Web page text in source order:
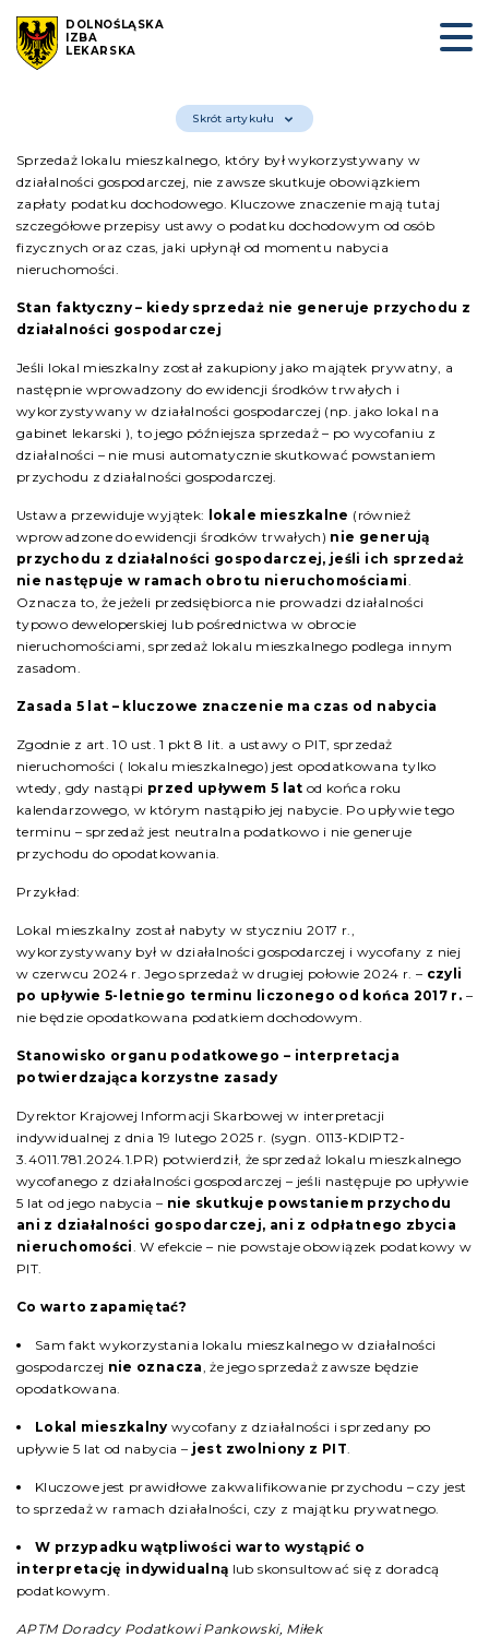
DOLNOŚLĄSKA
IZBA
LEKARSKA
Skrót artykułu
Sprzedaż lokalu mieszkalnego, który był wykorzystywany w
działalności gospodarczej, nie zawsze skutkuje obowiązkiem
zapłaty podatku dochodowego. Kluczowe znaczenie mają tutaj
szczegółowe przepisy ustawy o podatku dochodowym od osób
fizycznych oraz czas, jaki upłynął od momentu nabycia
nieruchomości.
Stan faktyczny – kiedy sprzedaż nie generuje przychodu z
działalności gospodarczej
Jeśli lokal mieszkalny został zakupiony jako majątek prywatny, a
następnie wprowadzony do ewidencji środków trwałych i
wykorzystywany w działalności gospodarczej (np. jako lokal na
gabinet lekarski ), to jego późniejsza sprzedaż – po wycofaniu z
działalności – nie musi automatycznie skutkować powstaniem
przychodu z działalności gospodarczej.
Ustawa przewiduje wyjątek: lokale mieszkalne (również
wprowadzone do ewidencji środków trwałych) nie generują
przychodu z działalności gospodarczej, jeśli ich sprzedaż
nie następuje w ramach obrotu nieruchomościami.
Oznacza to, że jeżeli przedsiębiorca nie prowadzi działalności
typowo deweloperskiej lub pośrednictwa w obrocie
nieruchomościami, sprzedaż lokalu mieszkalnego podlega innym
zasadom.
Zasada 5 lat – kluczowe znaczenie ma czas od nabycia
Zgodnie z art. 10 ust. 1 pkt 8 lit. a ustawy o PIT, sprzedaż
nieruchomości ( lokalu mieszkalnego) jest opodatkowana tylko
wtedy, gdy nastąpi przed upływem 5 lat od końca roku
kalendarzowego, w którym nastąpiło jej nabycie. Po upływie tego
terminu – sprzedaż jest neutralna podatkowo i nie generuje
przychodu do opodatkowania.
Przykład:
Lokal mieszkalny został nabyty w styczniu 2017 r.,
wykorzystywany był w działalności gospodarczej i wycofany z niej
w czerwcu 2024 r. Jego sprzedaż w drugiej połowie 2024 r. – czyli
po upływie 5-letniego terminu liczonego od końca 2017 r. –
nie będzie opodatkowana podatkiem dochodowym.
Stanowisko organu podatkowego – interpretacja
potwierdzająca korzystne zasady
Dyrektor Krajowej Informacji Skarbowej w interpretacji
indywidualnej z dnia 19 lutego 2025 r. (sygn. 0113-KDIPT2-
3.4011.781.2024.1.PR) potwierdził, że sprzedaż lokalu mieszkalnego
wycofanego z działalności gospodarczej – jeśli następuje po upływie
5 lat od jego nabycia – nie skutkuje powstaniem przychodu
ani z działalności gospodarczej, ani z odpłatnego zbycia
nieruchomości. W efekcie – nie powstaje obowiązek podatkowy w
PIT.
Co warto zapamiętać?
Sam fakt wykorzystania lokalu mieszkalnego w działalności
gospodarczej nie oznacza, że jego sprzedaż zawsze będzie
opodatkowana.
Lokal mieszkalny wycofany z działalności i sprzedany po
upływie 5 lat od nabycia – jest zwolniony z PIT.
Kluczowe jest prawidłowe zakwalifikowanie przychodu – czy jest
to sprzedaż w ramach działalności, czy z majątku prywatnego.
W przypadku wątpliwości warto wystąpić o
interpretację indywidualną lub skonsultować się z doradcą
podatkowym.
APTM Doradcy Podatkowi Pankowski, Miłek